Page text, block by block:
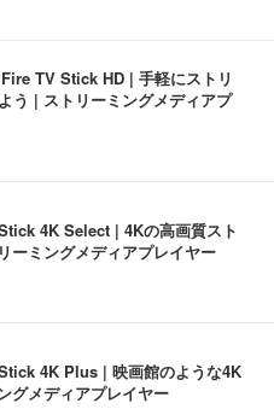
TV Stick HD | 手軽にストリ
う | ストリーミングメディアプ
4K Select | 4Kの高画質スト
ーミングメディアプレイヤー
4K Plus | 映画館のような4K
グメディアプレイヤー